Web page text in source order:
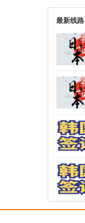
最新线路